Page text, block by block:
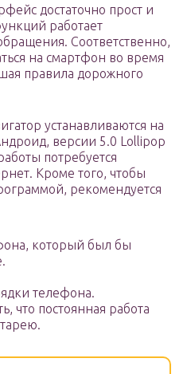
достаточно прост и
работает
Соответственно,
на смартфон во время
правила дорожного
устанавливаются на
версии 5.0 Lollipop
потребуется
Кроме того, чтобы
рекомендуется
который был бы
телефона.
что постоянная работа